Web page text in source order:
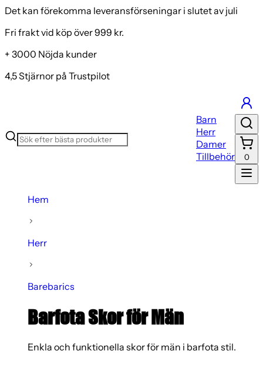
Det kan förekomma leveransförseningar i slutet av juli
Fri frakt vid köp över 999 kr.
+ 3000 Nöjda kunder
4,5 Stjärnor på Trustpilot
Barn
Herr
Damer
Tillbehör
0
Hem
Herr
Barebarics
Barfota Skor för Män
Enkla och funktionella skor för män i barfota stil.